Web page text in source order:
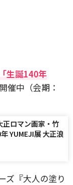
「生誕140年
催中（会期：
正ロマン画家・竹
YUMEJI展 大正浪
ズ『大人の塗り